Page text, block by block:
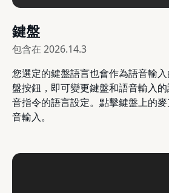
鍵盤
包含在 2026.14.3
您選定的鍵盤語言也會作為語音輸
盤按鈕，即可變更鍵盤和語音輸入
音指令的語言設定。點擊鍵盤上的
音輸入。